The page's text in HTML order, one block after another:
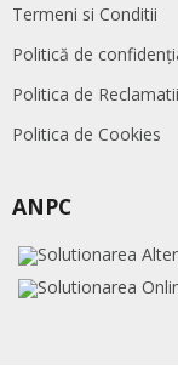
Termeni si Conditii
Politică de
Politica de Reclamatii
Politica de Cookies
ANPC